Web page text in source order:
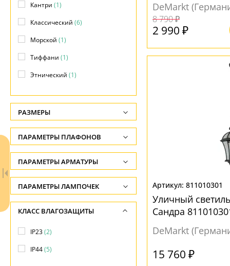
DeMarkt
8 790 ₽
2 990 ₽
811010301
Уличный
Сандра
DeMarkt
15 760 ₽
Кантри (1)
Классический (6)
Морской (1)
Тиффани (1)
Этнический (1)
РАЗМЕРЫ
Высота, см
-
Длина подвеса, см
-
Ширина, см
-
Диаметр, см
ПАРАМЕТРЫ ПЛАФОНОВ
ФОРМА ПЛАФОНА
Декоративный(5)
Конус(1)
ПОВЕРХНОСТЬ
Матовый
ПАРАМЕТРЫ АРМАТУРЫ
ЦВЕТ АРМАТУРЫ
Белый(1)
ПАРАМЕТРЫ ЛАМПОЧЕК
Количество ламп
-
Общая мощность ламп
КЛАСС ВЛАГОЗАЩИТЫ
IP23(2)
IP44(5)